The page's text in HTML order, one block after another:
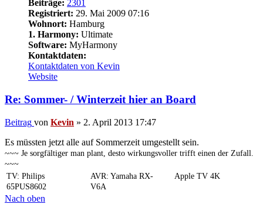
Beiträge: 2301
Registriert: 29. Mai 2009 07:16
Wohnort: Hamburg
1. Harmony: Ultimate
Software: MyHarmony
Kontaktdaten:
Kontaktdaten von Kevin
Website
Re: Sommer- / Winterzeit hier an Board
Beitrag von Kevin » 2. April 2013 17:47
Es müssten jetzt alle auf Sommerzeit umgestellt sein.
~~~ Je sorgfältiger man plant, desto wirkungsvoller trifft einen der Zufall.
~~~
TV: Philips
65PUS8602
AVR: Yamaha RX-
V6A
Apple TV 4K
Nach oben